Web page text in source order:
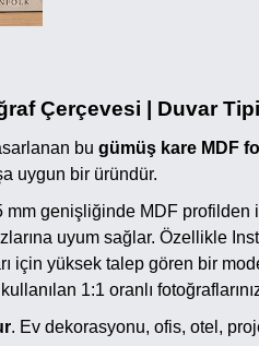
Çerçevesi | Duvar
bu gümüş kare MDF
uygun bir üründür.
genişliğinde MDF profilden
uyum sağlar. Özellikle
için yüksek talep gören bir
1:1 oranlı
. Ev dekorasyonu, ofis, otel,